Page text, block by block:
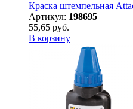
Краска штемпельная
Артикул: 198695
55,65 руб.
В корзину